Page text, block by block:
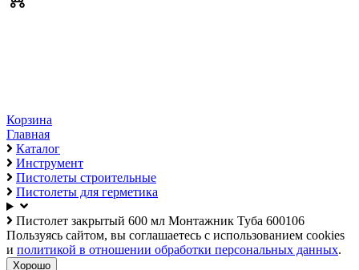
Корзина
Главная
Каталог
Инструмент
Пистолеты строительные
Пистолеты для герметика
Пистолет закрытый 600 мл Монтажник Туба 600106
Пользуясь сайтом, вы соглашаетесь с использованием cookies
и политикой в отношении обработки персональных данных.
Хорошо